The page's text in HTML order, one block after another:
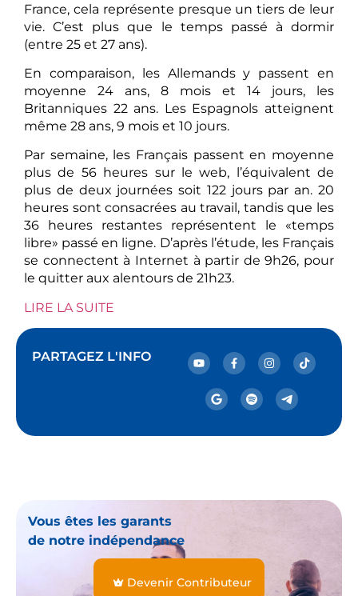
France, cela représente presque un tiers de leur
vie. C’est plus que le temps passé à dormir
(entre 25 et 27 ans).
En comparaison, les Allemands y passent en
moyenne 24 ans, 8 mois et 14 jours, les
Britanniques 22 ans. Les Espagnols atteignent
même 28 ans, 9 mois et 10 jours.
Par semaine, les Français passent en moyenne
plus de 56 heures sur le web, l’équivalent de
plus de deux journées soit 122 jours par an. 20
heures sont consacrées au travail, tandis que les
36 heures restantes représentent le «temps
libre» passé en ligne. D’après l’étude, les Français
se connectent à Internet à partir de 9h26, pour
le quitter aux alentours de 21h23.
LIRE LA SUITE
PARTAGEZ L'INFO
Vous êtes les garants
de notre indépendance
Devenir Contributeur